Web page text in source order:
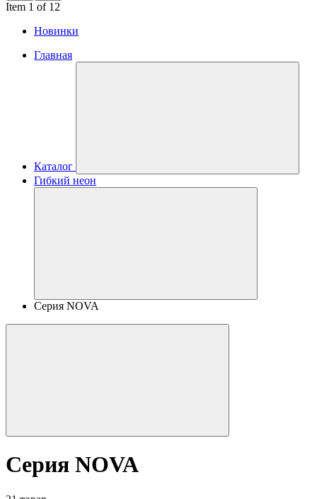
Item 1 of 12
Новинки
Главная
Каталог
Гибкий неон
Серия NOVA
Серия NOVA